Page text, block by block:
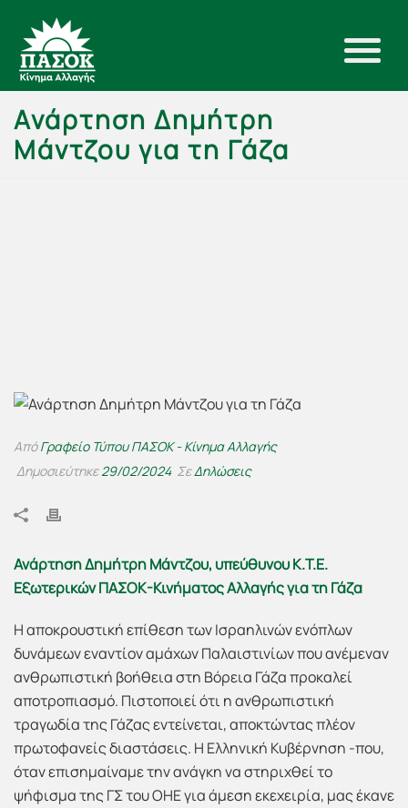
Ανάρτηση Δημήτρη
Μάντζου για τη Γάζα
ΑπόΓραφείο Τύπου ΠΑΣΟΚ - Κίνημα Αλλαγής
Δημοσιεύτηκε29/02/2024 ΣεΔηλώσεις
Ανάρτηση Δημήτρη Μάντζου, υπεύθυνου Κ.Τ.Ε.
Εξωτερικών ΠΑΣΟΚ-Κινήματος Αλλαγής για τη Γάζα
Η αποκρουστική επίθεση των Ισραηλινών ενόπλων
δυνάμεων εναντίον αμάχων Παλαιστινίων που ανέμεναν
ανθρωπιστική βοήθεια στη Βόρεια Γάζα προκαλεί
αποτροπιασμό. Πιστοποιεί ότι η ανθρωπιστική
τραγωδία της Γάζας εντείνεται, αποκτώντας πλέον
πρωτοφανείς διαστάσεις. Η Ελληνική Κυβέρνηση -που,
όταν επισημαίναμε την ανάγκη να στηριχθεί το
ψήφισμα της ΓΣ του ΟΗΕ για άμεση εκεχειρία, μας έκανε